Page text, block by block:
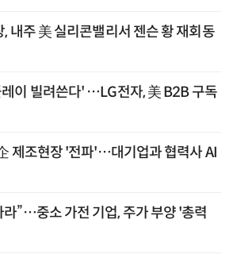
, 내주 美 실리콘밸리서 젠슨 황 재회동
이 빌려쓴다' …LG전자, 美 B2B 구독
제조현장 '전파'…대기업과 협력사 AI
라”…중소 가전 기업, 주가 부양 '총력